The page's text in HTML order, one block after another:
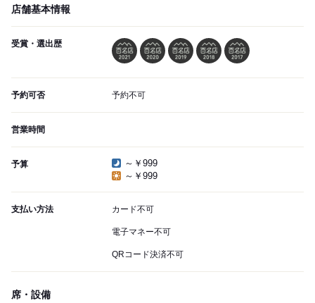
店舗基本情報
受賞・選出歴
予約可否 予約不可
営業時間
予算
～￥999
～￥999
支払い方法 カード不可
電子マネー不可
QRコード決済不可
席・設備